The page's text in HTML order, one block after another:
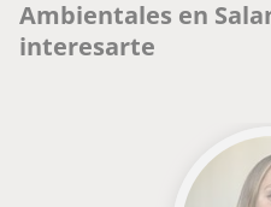
Ambientales en
interesarte